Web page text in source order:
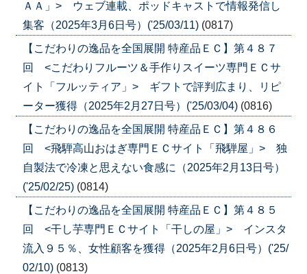
ＡＡ」> ウェブ連載、ポッドキャストで情報発信し
集客（2025年3月6日号）('25/03/11) (0817)
【こだわりの逸品を全国展開 特産品ＥＣ】第４８７
回 <こだわりフルーツ＆手作りスイーツ専門ＥＣサ
イト「フルッティア」> ギフトで評判広まり、リピ
ーター獲得（2025年2月27日号）('25/03/04) (0816)
【こだわりの逸品を全国展開 特産品ＥＣ】第４８６
回 <飛騨高山おはぎ専門ＥＣサイト「飛騨屋」> 独
自製法で冷凍と思えない食感に（2025年2月13日号）
('25/02/25) (0814)
【こだわりの逸品を全国展開 特産品ＥＣ】第４８５
回 <干し芋専門ＥＣサイト「干しの屋」> インスタ
流入９５％、女性顧客を獲得（2025年2月6日号）('25/
02/10) (0813)